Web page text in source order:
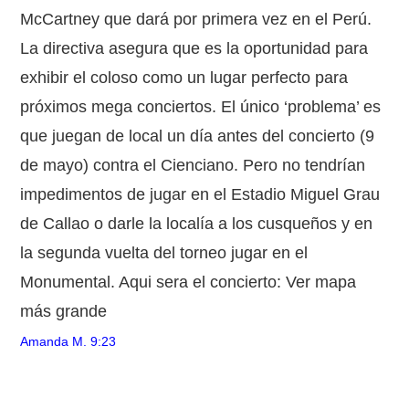
McCartney que dará por primera vez en el Perú.
La directiva asegura que es la oportunidad para
exhibir el coloso como un lugar perfecto para
próximos mega conciertos. El único ‘problema’ es
que juegan de local un día antes del concierto (9
de mayo) contra el Cienciano. Pero no tendrían
impedimentos de jugar en el Estadio Miguel Grau
de Callao o darle la localía a los cusqueños y en
la segunda vuelta del torneo jugar en el
Monumental. Aqui sera el concierto: Ver mapa
más grande
Amanda M. 9:23